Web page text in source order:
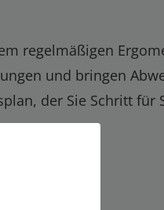
regelmäßigen
und bringen
der Sie Schritt